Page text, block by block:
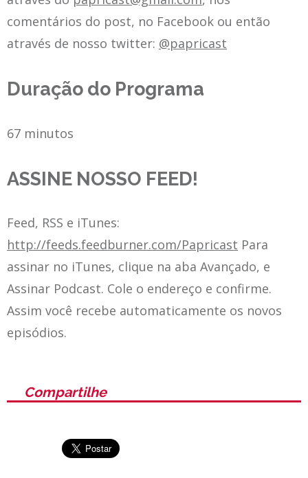
comentários do post, no Facebook ou então
através de nosso twitter: @papricast
Duração do Programa
67 minutos
ASSINE NOSSO FEED!
Feed, RSS e iTunes:
http://feeds.feedburner.com/Papricast Para
assinar no iTunes, clique na aba Avançado, e
Assinar Podcast. Cole o endereço e confirme.
Assim você recebe automaticamente os novos
episódios.
Compartilhe